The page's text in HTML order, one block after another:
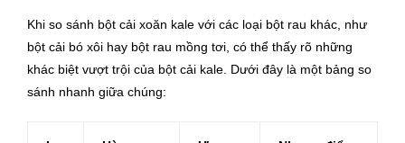
Khi so sánh bột cải xoăn kale với các loại bột rau khác, như
bột cải bó xôi hay bột rau mồng tơi, có thể thấy rõ những
khác biệt vượt trội của bột cải kale. Dưới đây là một bảng so
sánh nhanh giữa chúng: